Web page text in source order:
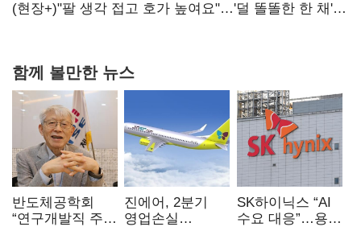
숙제
(현장+)"팔 생각 접고 호가 높여요"…'덜 똘똘한 한 채'
함께 볼만한 뉴스
반도체공학회
“연구개발직 주
진에어, 2분기
영업손실
SK하이닉스 “AI
수요 대응”…용인